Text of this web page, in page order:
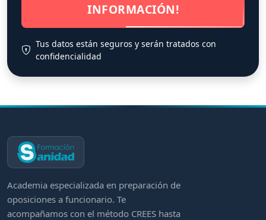
INFORMACIÓN!
Tus datos están seguros y serán tratados con
confidencialidad
Academia especializada en preparación de
oposiciones a funcionario. Te
acompañamos con el método CREES hasta